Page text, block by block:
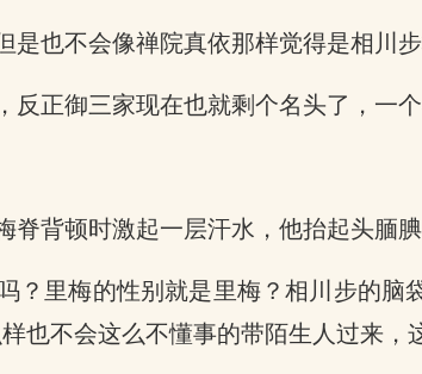
是也不会像禅院真依那样觉得是相川
正御三家现在也就剩个名头了，一
脊背顿时激起一层汗水，他抬起头腼
？里梅的性别就是里梅？相川步的
也不会这么不懂事的带陌生人过来，